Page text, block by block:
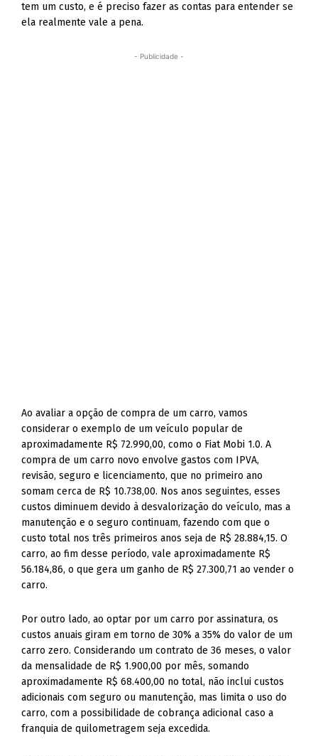
tem um custo, e é preciso fazer as contas para entender se
ela realmente vale a pena.
- Publicidade -
Ao avaliar a opção de compra de um carro, vamos
considerar o exemplo de um veículo popular de
aproximadamente R$ 72.990,00, como o Fiat Mobi 1.0. A
compra de um carro novo envolve gastos com IPVA,
revisão, seguro e licenciamento, que no primeiro ano
somam cerca de R$ 10.738,00. Nos anos seguintes, esses
custos diminuem devido à desvalorização do veículo, mas a
manutenção e o seguro continuam, fazendo com que o
custo total nos três primeiros anos seja de R$ 28.884,15. O
carro, ao fim desse período, vale aproximadamente R$
56.184,86, o que gera um ganho de R$ 27.300,71 ao vender o
carro.
Por outro lado, ao optar por um carro por assinatura, os
custos anuais giram em torno de 30% a 35% do valor de um
carro zero. Considerando um contrato de 36 meses, o valor
da mensalidade de R$ 1.900,00 por mês, somando
aproximadamente R$ 68.400,00 no total, não inclui custos
adicionais com seguro ou manutenção, mas limita o uso do
carro, com a possibilidade de cobrança adicional caso a
franquia de quilometragem seja excedida.